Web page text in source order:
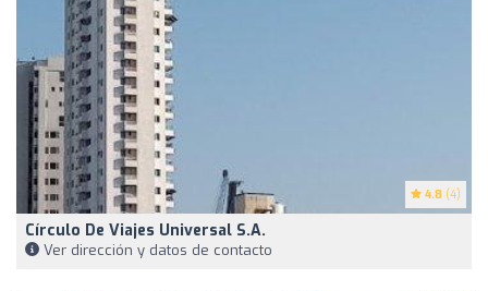
4.8 (4)
Círculo De Viajes Universal S.A.
Ver dirección y datos de contacto